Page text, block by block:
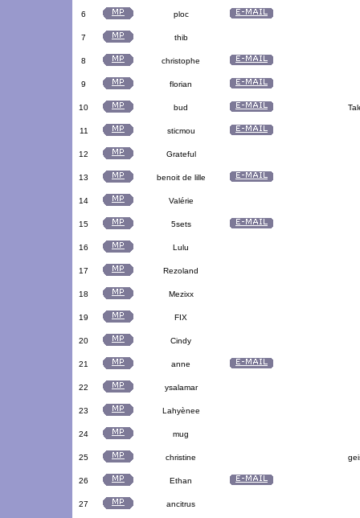
6 ploc
7 thib
8 christophe
9 florian
10 bud
11 sticmou
12 Grateful
13 benoit de lille
14 Valérie
15 5sets
16 Lulu
17 Rezoland
18 Mezixx
19 FIX
20 Cindy
21 anne
22 ysalamar
23 Lahyènee
24 mug
25 christine
26 Ethan
27 ancitrus